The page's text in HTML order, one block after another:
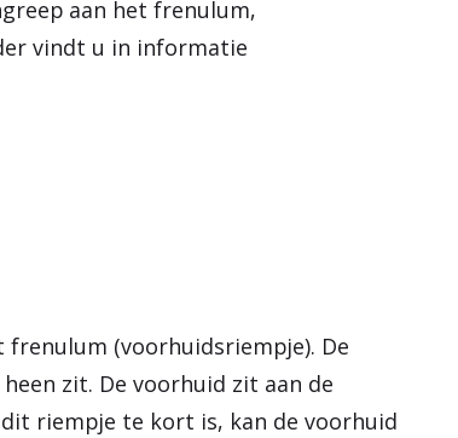
aan het frenulum,
vindt u in informatie
(voorhuidsriempje). De
zit. De voorhuid zit aan de
riempje te kort is, kan de voorhuid